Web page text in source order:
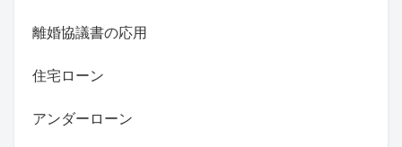
離婚協議書の応用
住宅ローン
アンダーローン